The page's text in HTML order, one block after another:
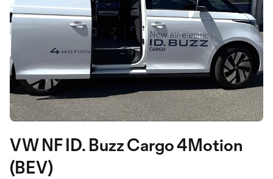
VW NF ID. Buzz Cargo 4Motion
(BEV)